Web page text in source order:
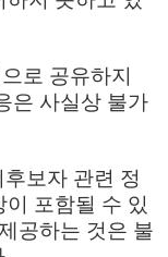
로 공유하지
은 사실상 불가
후보자 관련 정
포함될 수 있
공하는 것은 불